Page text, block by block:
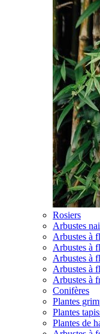
Rosiers
Arbustes
Arbustes à
Arbustes à
Arbustes à
Arbustes à
Arbustes à
Conifères
Plantes
Plantes
Plantes de